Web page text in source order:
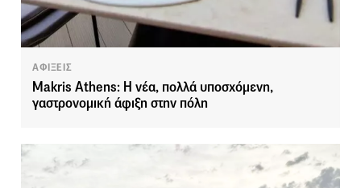
ΑΦΙΞΕΙΣ
Makris Athens: Η νέα, πολλά υποσχόμενη,
γαστρονομική άφιξη στην πόλη